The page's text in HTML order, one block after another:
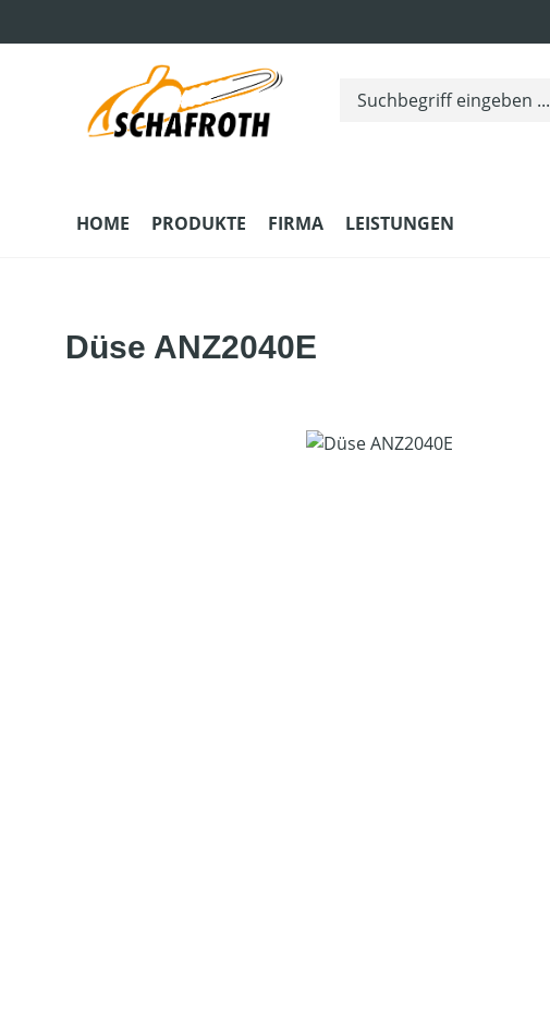
HOME PRODUKTE FIRMA LEISTUNGEN
Düse ANZ2040E